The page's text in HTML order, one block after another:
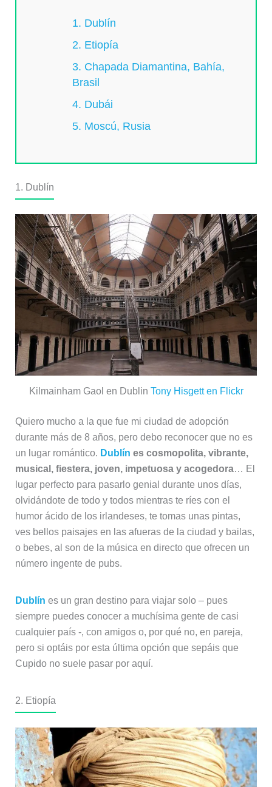
1. Dublín
2. Etiopía
3. Chapada Diamantina, Bahía,
Brasil
4. Dubái
5. Moscú, Rusia
1. Dublín
Kilmainham Gaol en Dublin Tony Hisgett en Flickr
Quiero mucho a la que fue mi ciudad de adopción
durante más de 8 años, pero debo reconocer que no es
un lugar romántico. Dublín es cosmopolita, vibrante,
musical, fiestera, joven, impetuosa y acogedora… El
lugar perfecto para pasarlo genial durante unos días,
olvidándote de todo y todos mientras te ríes con el
humor ácido de los irlandeses, te tomas unas pintas,
ves bellos paisajes en las afueras de la ciudad y bailas,
o bebes, al son de la música en directo que ofrecen un
número ingente de pubs.
Dublín es un gran destino para viajar solo – pues
siempre puedes conocer a muchísima gente de casi
cualquier país -, con amigos o, por qué no, en pareja,
pero si optáis por esta última opción que sepáis que
Cupido no suele pasar por aquí.
2. Etiopía